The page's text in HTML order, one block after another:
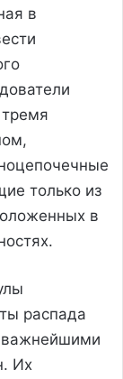
в
только из
в
распада
важнейшими
Их